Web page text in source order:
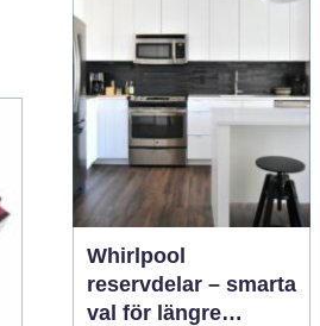
känsla som är svår att
ersätta på skärm. När
läsaren k...
Whirlpool
reservdelar – smarta
val för längre